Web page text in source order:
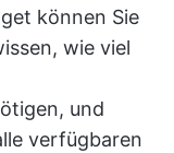
können Sie
wie viel
und
verfügbaren